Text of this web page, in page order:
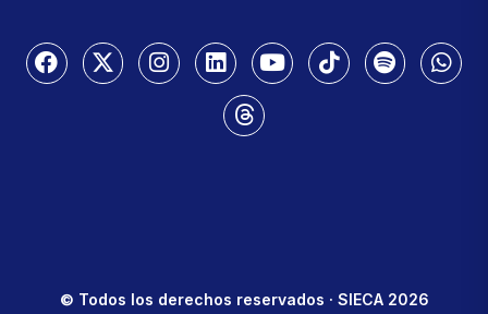
© Todos los derechos reservados · SIECA 2026